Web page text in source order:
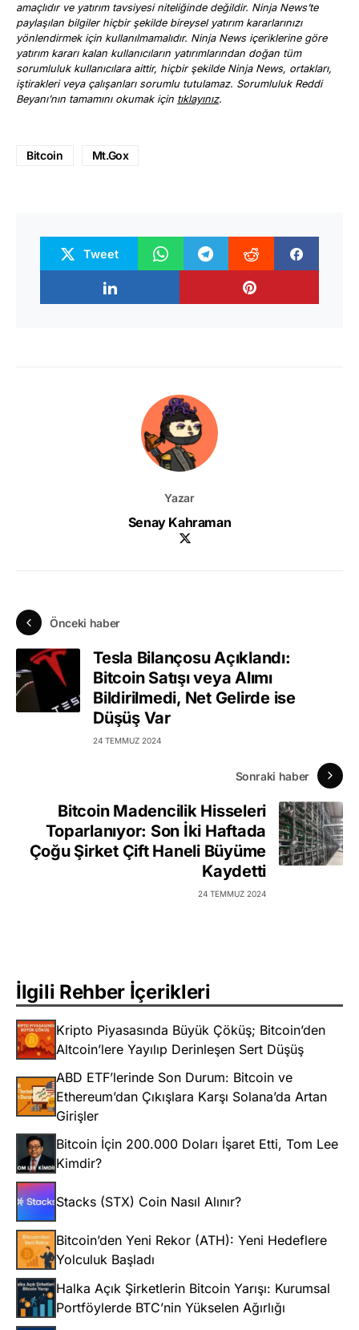
amaçlıdır ve yatırım tavsiyesi niteliğinde değildir. Ninja News’te
paylaşılan bilgiler hiçbir şekilde bireysel yatırım kararlarınızı
yönlendirmek için kullanılmamalıdır. Ninja News içeriklerine göre
yatırım kararı kalan kullanıcıların yatırımlarından doğan tüm
sorumluluk kullanıcılara aittir, hiçbir şekilde Ninja News, ortakları,
iştirakleri veya çalışanları sorumlu tutulamaz. Sorumluluk Reddi
Beyanı’nın tamamını okumak için tıklayınız.
Bitcoin Mt.Gox
Tweet
Yazar
Senay Kahraman
Önceki haber
Tesla Bilançosu Açıklandı:
Bitcoin Satışı veya Alımı
Bildirilmedi, Net Gelirde ise
Düşüş Var
24 TEMMUZ 2024
Sonraki haber
Bitcoin Madencilik Hisseleri
Toparlanıyor: Son İki Haftada
Çoğu Şirket Çift Haneli Büyüme
Kaydetti
24 TEMMUZ 2024
İlgili Rehber İçerikleri
Kripto Piyasasında Büyük Çöküş; Bitcoin’den
Altcoin’lere Yayılıp Derinleşen Sert Düşüş
ABD ETF’lerinde Son Durum: Bitcoin ve
Ethereum’dan Çıkışlara Karşı Solana’da Artan
Girişler
Bitcoin İçin 200.000 Doları İşaret Etti, Tom Lee
Kimdir?
Stacks (STX) Coin Nasıl Alınır?
Bitcoin’den Yeni Rekor (ATH): Yeni Hedeflere
Yolculuk Başladı
Halka Açık Şirketlerin Bitcoin Yarışı: Kurumsal
Portföylerde BTC’nin Yükselen Ağırlığı